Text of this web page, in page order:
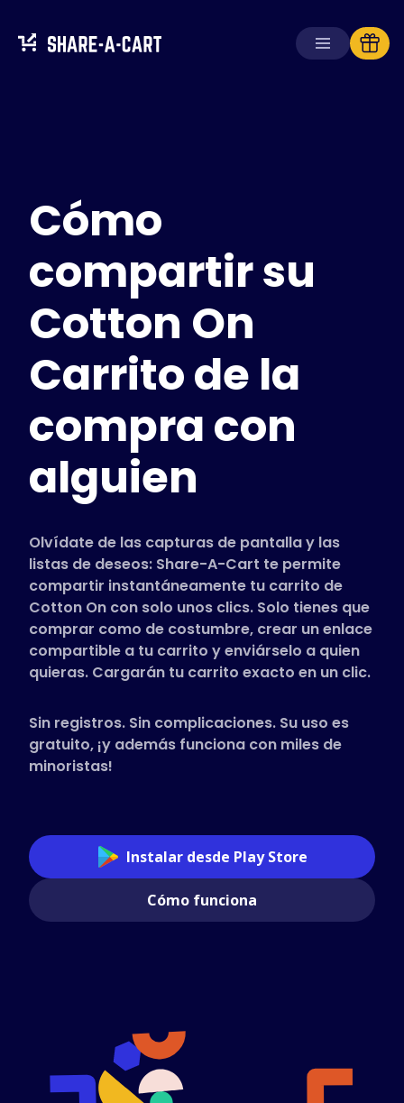
Para consumidores
Para escuelas
Para empresas
ObténPlus+
Iniciar sesión
Tiendas compatibles
Guías de uso
Español (Spanish)
Cómo
compartir su
Cotton On
Carrito de la
compra con
alguien
Olvídate de las capturas de pantalla y las
listas de deseos: Share-A-Cart te permite
compartir instantáneamente tu carrito de
Cotton On con solo unos clics. Solo tienes que
comprar como de costumbre, crear un enlace
compartible a tu carrito y enviárselo a quien
quieras. Cargarán tu carrito exacto en un clic.
Sin registros. Sin complicaciones. Su uso es
gratuito, ¡y además funciona con miles de
minoristas!
Instalar desde Play Store
Cómo funciona